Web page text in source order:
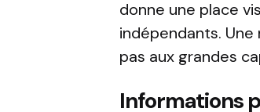
donne une place
indépendants.
pas aux grandes
Informations